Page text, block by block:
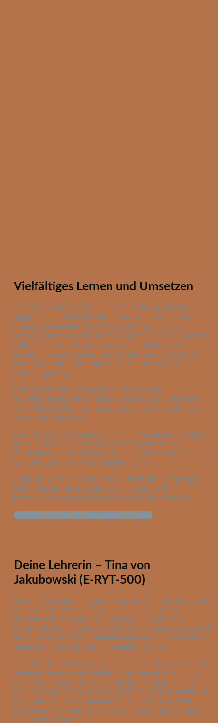
Vielfältiges Lernen und Umsetzen
Zu jedem Thema darfst Du Dich auf eine ausgiebige
Yogapraxis und eine Rekapitulation zur jeweiligen Praxis
freuen. Die begleitenden Yogapraxen laden Dich ein,
Sprache nicht nur kognitiv zu verstehen, sondern selbst zu
spüren, zu hören, zu sprechen, zu schreiben und zu
erfahren. So entsteht ein Lernen, das über die Theorie
hinausgeht und Deine eigene Art zu unterrichten
nachhaltig prägt.
Ergänzt wird das Programm durch Vorträge,
Techniktraining, einen Podcast, Journaling sowie Schreib-
und Reflexionsübungen und natürlich das ausführliche
Workbook zum Kurs.
Dieser Kurs ist für Dich, wenn Du als Yogalehrer*in nicht
nur funktional anleiten möchtest, sondern Deine
Teilnehmenden mit Deiner Sprache und Stimme klar, sicher
und tief durch die Praxis begleiten willst.
Language of the Soul unterstützt Dich dabei, Zugang zu
Deiner beseelten Sprache zu finden und Dein
persönliches Yogagefühl authentisch weiterzugeben.
Ja, ich möchte meine Yogasprache finden
Deine Lehrerin – Tina von
Jakubowski (E-RYT-500)
Ich bin überzeugt, dass guter Yogaunterricht dort entsteht,
wo fundiertes Wissen, eigene Erfahrung und eine
authentische Sprache zusammenfinden. Seit 2013
unterrichte ich hauptberuflich Yoga und begleite seit 2018
im Rahmen von Yoga Individual
angehende und erfahrene
Yogalehrer*innen auf ihrem Ausbildungsweg.
Als E-RYT® 500 der Yoga Alliance sowie ZPP-zertifizierte
Yogalehrerin verbinde ich klassische Yogaphilosophie mit
modernen Erkenntnissen aus Didaktik, Embodiment und
Nervensystemarbeit. Mein Studium der Germanistik (B.A.)
prägt dabei bis heute meinen Blick auf Sprache, denn
Worte können Orientierung geben, Verbindung schaffen
und Räume eröffnen.